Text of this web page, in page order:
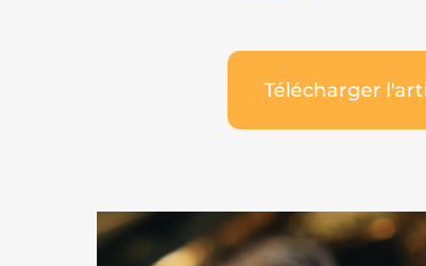
Télécharger